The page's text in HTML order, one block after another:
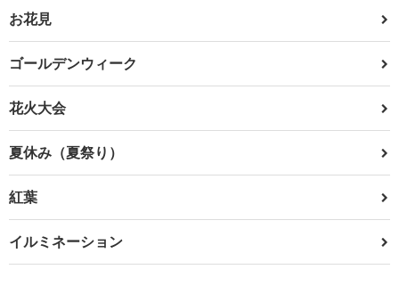
お花見
ゴールデンウィーク
花火大会
夏休み（夏祭り）
紅葉
イルミネーション